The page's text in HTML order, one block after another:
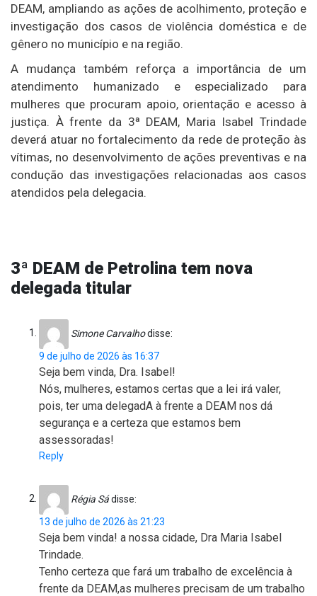
DEAM, ampliando as ações de acolhimento, proteção e
investigação dos casos de violência doméstica e de
gênero no município e na região.
A mudança também reforça a importância de um
atendimento humanizado e especializado para
mulheres que procuram apoio, orientação e acesso à
justiça. À frente da 3ª DEAM, Maria Isabel Trindade
deverá atuar no fortalecimento da rede de proteção às
vítimas, no desenvolvimento de ações preventivas e na
condução das investigações relacionadas aos casos
atendidos pela delegacia.
3ª DEAM de Petrolina tem nova
delegada titular
Simone Carvalhodisse:
9 de julho de 2026 às 16:37
Seja bem vinda, Dra. Isabel!
Nós, mulheres, estamos certas que a lei irá valer,
pois, ter uma delegadA à frente a DEAM nos dá
segurança e a certeza que estamos bem
assessoradas!
Reply
Régia Sádisse:
13 de julho de 2026 às 21:23
Seja bem vinda! a nossa cidade, Dra Maria Isabel
Trindade.
Tenho certeza que fará um trabalho de excelência à
frente da DEAM,as mulheres precisam de um trabalho